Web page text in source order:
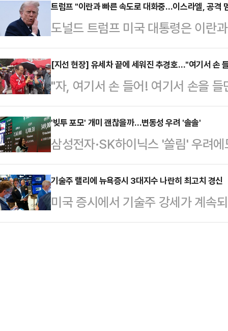
의 회동이 추진되는 가운데 장소는
어지는 분위기다.1일 업계에 따르
대차그룹 회장과의 '깐부회동'에 이
모일지 업계의 관심이 쏠리고 있다
례 AI 콘퍼런스 'GTC 타이베이' 일
할…
트럼프 "이란과 빠른 속도로 대화중…이스라엘, 공격
도널드 트럼프 미국 대통령은 이란
스라엘이 곧 헤즈볼라(레바논 친이
고 밝혔다.트럼프 대통령은 1일(현
통해 “이란과 대화는 빠른 속도로
되지 않도록 이스라엘과 헤즈볼라
앞서 이란은 이스라엘의 헤즈볼라
국과의 대화를 중단한다. 이스라엘
수도 있다”고 경고했다.이…
[지선 현장] 유세차 끝에 세워진 추경호…"여기서 손
"자, 여기서 손 들어! 여기서 손을
30분 해가 질 무렵 대구 달서구 죽
국민의힘 대구시장 후보의 손목을
향한 유 의원의 절박함과 동료에 대
의 적극적인 모습에, 추 후보도 이
다.6·3 지방선거 본투표를 이틀 앞
퇴근길까지 대구 동서를 가로지르
'빚투 포모' 개미 괜찮을까…변동성 우려 '솔솔'
삼성전자·SK하이닉스 '쏠림' 우려
'뒤처지면 안 된다'는 개미들의 '
뚜렷해지고 있다.빚을 내 투자하는
일각에선 주식 비중확대를 자제할
국거래소에 따르면, 전날 코스피
기술주 랠리에 뉴욕증시 3대지수 나란히 최고치 경신
미국 증시에서 기술주 강세가 계속
다.미 CNN 방송에 따르면 뉴욕증